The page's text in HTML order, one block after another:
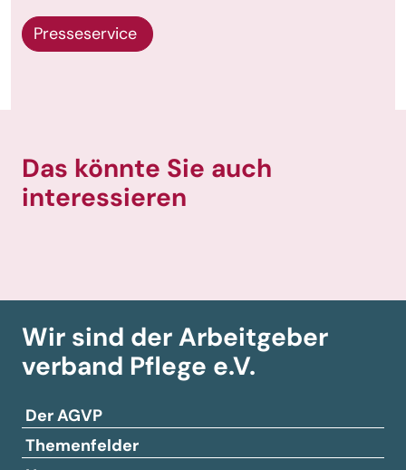
Presseservice
Das könnte Sie auch
interessieren
Wir sind der Arbeitgeber­
verband Pflege e.V.
Der AGVP
Themenfelder